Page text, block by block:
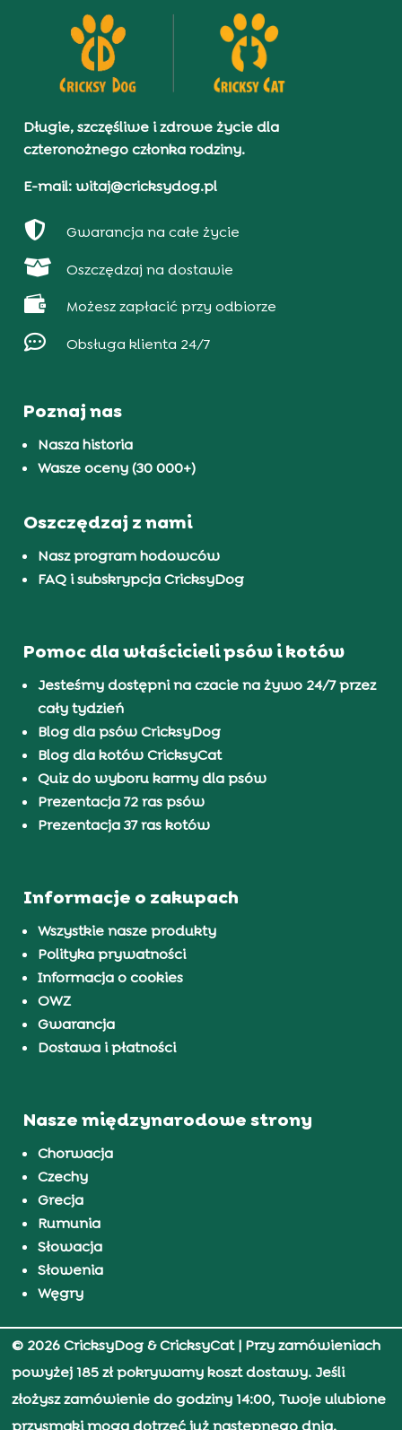
Długie, szczęśliwe i zdrowe życie dla
czteronożnego członka rodziny.
E-mail: witaj@cricksydog.pl
 Gwarancja na całe życie
 Oszczędzaj na dostawie
 Możesz zapłacić przy odbiorze
 Obsługa klienta 24/7
Poznaj nas
Nasza historia
Wasze oceny (30 000+)
Oszczędzaj z nami
Nasz program hodowców
FAQ i subskrypcja CricksyDog
Pomoc dla właścicieli psów i kotów
Jesteśmy dostępni na czacie na żywo 24/7 przez
cały tydzień
Blog dla psów CricksyDog
Blog dla kotów CricksyCat
Quiz do wyboru karmy dla psów
Prezentacja 72 ras psów
Prezentacja 37 ras kotów
Informacje o zakupach
Wszystkie nasze produkty
Polityka prywatności
Informacja o cookies
OWZ
Gwarancja
Dostawa i płatności
Nasze międzynarodowe strony
Chorwacja
Czechy
Grecja
Rumunia
Słowacja
Słowenia
Węgry
© 2026 CricksyDog & CricksyCat| Przy zamówieniach
powyżej 185 zł pokrywamy koszt dostawy. Jeśli
złożysz zamówienie do godziny 14:00, Twoje ulubione
przysmaki mogą dotrzeć już następnego dnia.